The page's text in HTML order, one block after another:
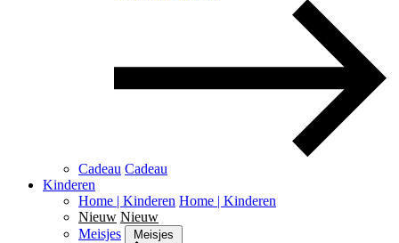
Cadeau Cadeau
Kinderen
Home | Kinderen Home | Kinderen
Nieuw Nieuw
Meisjes
Meisjes